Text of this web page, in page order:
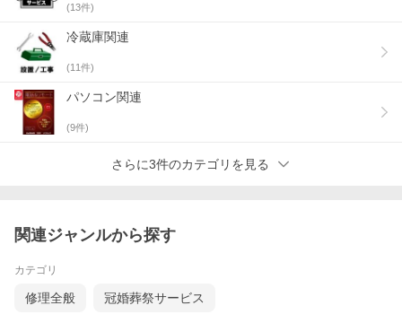
(13件)
冷蔵庫関連
(11件)
パソコン関連
(9件)
さらに3件のカテゴリを見る
関連ジャンルから探す
カテゴリ
修理全般 冠婚葬祭サービス